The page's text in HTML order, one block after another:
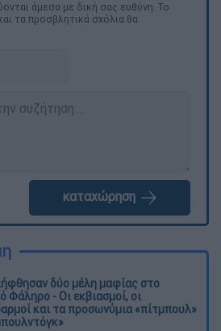
άμεσα με δική σας ευθύνη. Το
τα προσβλητικά σχόλια θα
καταχώρηση
δύο μέλη μαφίας στο
Φάληρο - Οι εκβιασμοί, οι
και τα προσωνύμια «πίτμπουλ»